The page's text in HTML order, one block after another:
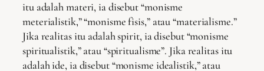
itu adalah materi, ia disebut “monisme
meterialistik,” “monisme fisis,” atau “materialisme.”
Jika realitas itu adalah spirit, ia disebut “monisme
spiritualistik,” atau “spiritualisme”. Jika realitas itu
adalah ide, ia disebut “monisme idealistik,” atau